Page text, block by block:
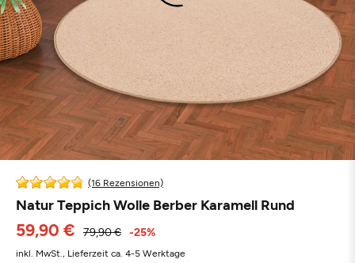
(16 Rezensionen)
Natur Teppich Wolle Berber Karamell Rund
59,90 € 79,90 € -25%
inkl. MwSt., Lieferzeit ca. 4-5 Werktage